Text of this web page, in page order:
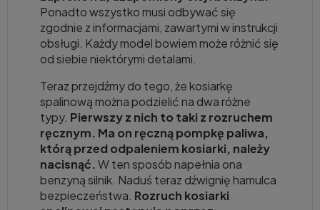
Ponadto wszystko musi odbywać się
zgodnie z informacjami, zawartymi w instrukcji
obsługi. Każdy model bowiem może różnić się
od siebie niektórymi detalami.
Teraz przejdźmy do tego, że kosiarkę
spalinową można podzielić na dwa różne
typy. Pierwszy z nich to taki z rozruchem
ręcznym. Ma on ręczną pompkę paliwa,
którą przed odpaleniem kosiarki, należy
nacisnąć. W ten sposób napełnia ona
benzyną silnik. Naduś teraz dźwignię hamulca
bezpieczeństwa. Rozruch kosiarki